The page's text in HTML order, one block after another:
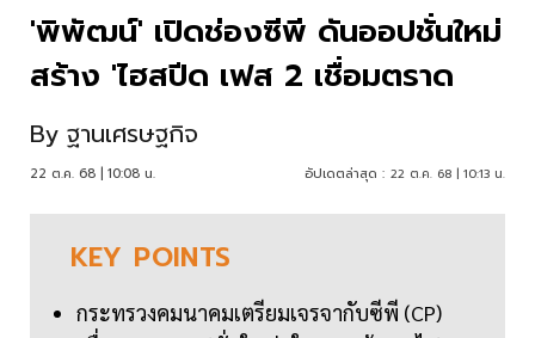
'พิพัฒน์' เปิดช่องซีพี ดันออปชั่นใหม่
สร้าง 'ไฮสปีด เฟส 2 เชื่อมตราด
By ฐานเศรษฐกิจ
22 ต.ค. 68 | 10:08 น. อัปเดตล่าสุด : 22 ต.ค. 68 | 10:13 น.
KEY POINTS
กระทรวงคมนาคมเตรียมเจรจากับซีพี (CP)